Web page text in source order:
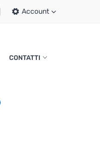
Account
CONTATTI